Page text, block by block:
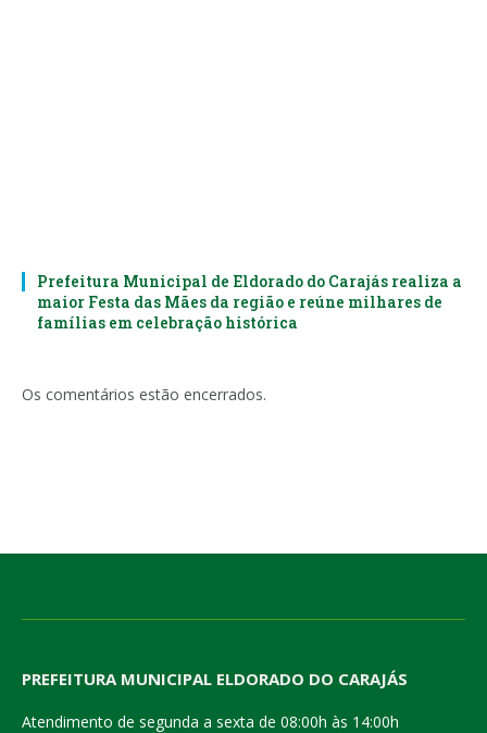
Prefeitura Municipal de Eldorado do Carajás realiza a
maior Festa das Mães da região e reúne milhares de
famílias em celebração histórica
Os comentários estão encerrados.
PREFEITURA MUNICIPAL ELDORADO DO CARAJÁS
Atendimento de segunda a sexta de 08:00h às 14:00h